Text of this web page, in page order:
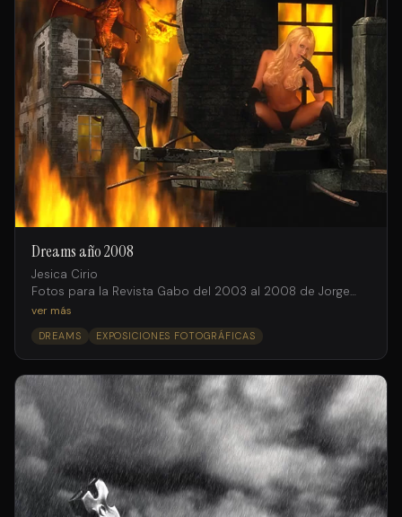
Dreams año 2008
Jesica Cirio
Fotos para la Revista Gabo del 2003 al 2008 de Jorge
Salto intervenidas digitalmente por Facundo Iglesias
ver más
DREAMS EXPOSICIONES FOTOGRÁFICAS